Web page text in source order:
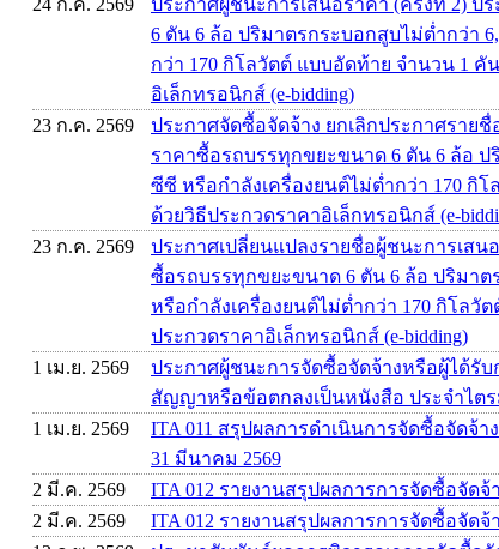
24 ก.ค. 2569
ประกาศผู้ชนะการเสนอราคา (ครั้งที่ 2)
6 ตัน 6 ล้อ ปริมาตรกระบอกสูบไม่ต่ำกว่า
กว่า 170 กิโลวัตต์ แบบอัดท้าย จำนวน 1 คั
อิเล็กทรอนิกส์ (e-bidding)
23 ก.ค. 2569
ประกาศจัดซื้อจัดจ้าง ยกเลิกประกาศราย
ราคาซื้อรถบรรทุกขยะขนาด 6 ตัน 6 ล้อ ป
ซีซี หรือกำลังเครื่องยนต์ไม่ต่ำกว่า 170 กิ
ด้วยวิธีประกวดราคาอิเล็กทรอนิกส์ (e-
23 ก.ค. 2569
ประกาศเปลี่ยนแปลงรายชื่อผู้ชนะการเสน
ซื้อรถบรรทุกขยะขนาด 6 ตัน 6 ล้อ ปริมาต
หรือกำลังเครื่องยนต์ไม่ต่ำกว่า 170 กิโลวั
ประกวดราคาอิเล็กทรอนิกส์ (e-bidding)
1 เม.ย. 2569
ประกาศผู้ชนะการจัดซื้อจัดจ้างหรือผู้ได้รั
สัญญาหรือข้อตกลงเป็นหนังสือ ประจำไต
1 เม.ย. 2569
ITA 011 สรุปผลการดำเนินการจัดซื้อจัดจ้า
31 มีนาคม 2569
2 มี.ค. 2569
ITA 012 รายงานสรุปผลการการจัดซื้อจัดจ้
2 มี.ค. 2569
ITA 012 รายงานสรุปผลการการจัดซื้อจัดจ้